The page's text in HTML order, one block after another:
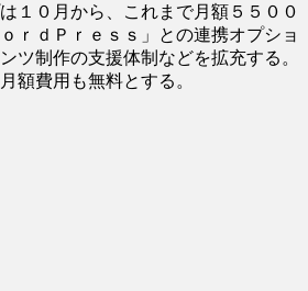
１０月から、これまで月額５５００
ｒｄＰｒｅｓｓ」との連携オプショ
ツ制作の支援体制などを拡充する。
額費用も無料とする。